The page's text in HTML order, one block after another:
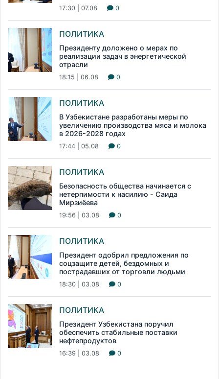
17:30 | 07.08 0
ПОЛИТИКА
Президенту доложено о мерах по
реализации задач в энергетической
отрасли
18:15 | 06.08 0
ПОЛИТИКА
В Узбекистане разработаны меры по
увеличению производства мяса и молока
в 2026-2028 годах
17:44 | 05.08 0
ПОЛИТИКА
Безопасность общества начинается с
нетерпимости к насилию - Саида
Мирзиёева
19:56 | 03.08 0
ПОЛИТИКА
Президент одобрил предложения по
соцзащите детей, бездомных и
пострадавших от торговли людьми
18:30 | 03.08 0
ПОЛИТИКА
Президент Узбекистана поручил
обеспечить стабильные поставки
нефтепродуктов
16:39 | 03.08 0